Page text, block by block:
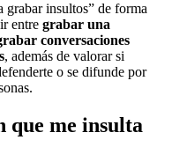
grabar insultos” de forma
entre grabar una
conversaciones
, además de valorar si
o se difunde por
que me insulta